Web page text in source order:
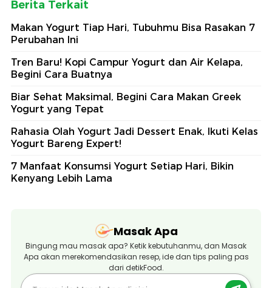
Berita Terkait
Makan Yogurt Tiap Hari, Tubuhmu Bisa Rasakan 7
Perubahan Ini
Tren Baru! Kopi Campur Yogurt dan Air Kelapa,
Begini Cara Buatnya
Biar Sehat Maksimal, Begini Cara Makan Greek
Yogurt yang Tepat
Rahasia Olah Yogurt Jadi Dessert Enak, Ikuti Kelas
Yogurt Bareng Expert!
7 Manfaat Konsumsi Yogurt Setiap Hari, Bikin
Kenyang Lebih Lama
Masak Apa
Bingung mau masak apa? Ketik kebutuhanmu, dan Masak
Apa akan merekomendasikan resep, ide dan tips paling pas
dari detikFood.